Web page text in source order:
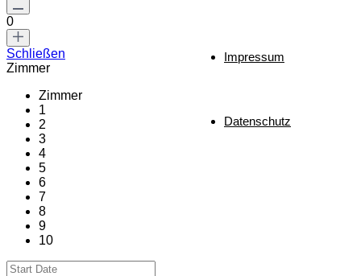
Impressum
Datenschutz
0
Schließen
Zimmer
Zimmer
1
2
3
4
5
6
7
8
9
10